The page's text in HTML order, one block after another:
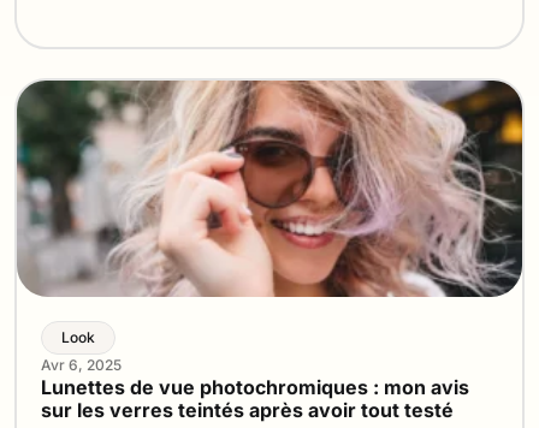
Look
Avr 6, 2025
Lunettes de vue photochromiques : mon avis
sur les verres teintés après avoir tout testé